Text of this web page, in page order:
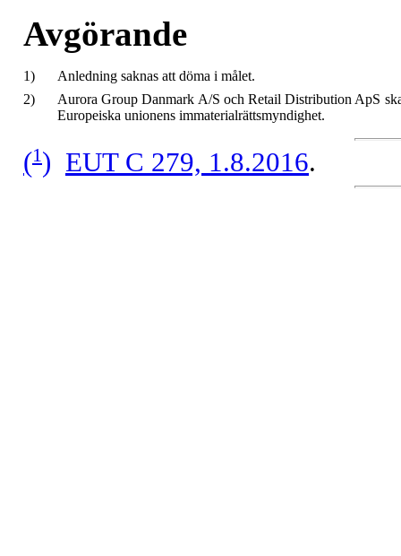
Avgörande
1)
Anledning saknas att döma i målet.
2)
Aurora Group Danmark A/S och Retail Distribution ApS
Europeiska unionens immaterialrättsmyndighet.
(1) EUT C 279, 1.8.2016.